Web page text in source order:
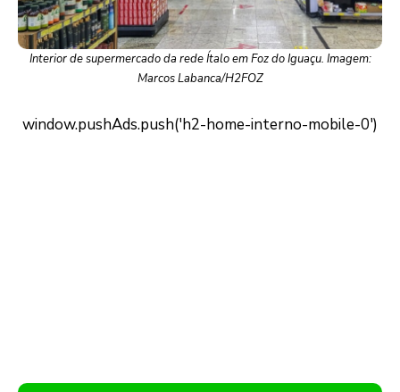
Interior de supermercado da rede Ítalo em Foz do Iguaçu. Imagem:
Marcos Labanca/H2FOZ